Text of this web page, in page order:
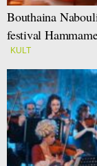
Bouthaina
festival
KULT